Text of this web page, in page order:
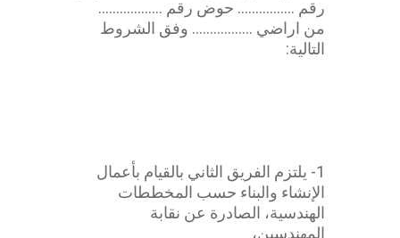
رقم ……………. حوض رقم ………………
من اراضي …………….. وفق الشروط
التالية:
1- يلتزم الفريق الثاني بالقيام بأعمال
الإنشاء والبناء حسب المخططات
الهندسية، الصادرة عن نقابة
المهندسين،